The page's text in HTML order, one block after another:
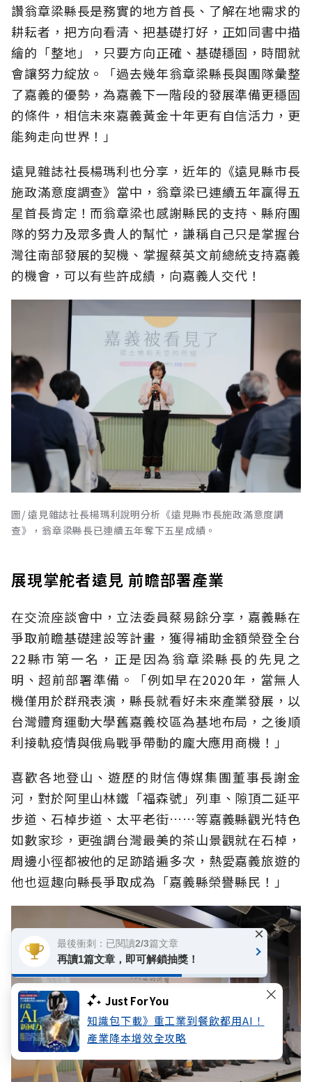
Just For You
知識包下載》重工業到餐飲都用AI！
產業降本增效全攻略
讚翁章梁縣長是務實的地方首長、了解在地需求的
耕耘者，把方向看清、把基礎打好，正如同書中描
繪的「整地」，只要方向正確、基礎穩固，時間就
會讓努力綻放。「過去幾年翁章梁縣長與團隊彙整
了嘉義的優勢，為嘉義下一階段的發展準備更穩固
的條件，相信未來嘉義黃金十年更有自信活力，更
能夠走向世界！」
遠見雜誌社長楊瑪利也分享，近年的《遠見縣市長
施政滿意度調查》當中，翁章梁已連續五年贏得五
星首長肯定！而翁章梁也感謝縣民的支持、縣府團
隊的努力及眾多貴人的幫忙，謙稱自己只是掌握台
灣往南部發展的契機、掌握蔡英文前總統支持嘉義
的機會，可以有些許成績，向嘉義人交代！
圖/ 遠見雜誌社長楊瑪利說明分析《遠見縣市長施政滿意度調
查》，翁章梁縣長已連續五年奪下五星成績。
展現掌舵者遠見 前瞻部署產業
在交流座談會中，立法委員蔡易餘分享，嘉義縣在
爭取前瞻基礎建設等計畫，獲得補助金額榮登全台
22縣市第一名，正是因為翁章梁縣長的先見之
明、超前部署準備。「例如早在2020年，當無人
機僅用於群飛表演，縣長就看好未來產業發展，以
台灣體育運動大學舊嘉義校區為基地布局，之後順
利接軌疫情與俄烏戰爭帶動的龐大應用商機！」
喜歡各地登山、遊歷的財信傳媒集團董事長謝金
河，對於阿里山林鐵「福森號」列車、隙頂二延平
步道、石棹步道、太平老街……等嘉義縣觀光特色
如數家珍，更強調台灣最美的茶山景觀就在石棹，
周邊小徑都被他的足跡踏遍多次，熱愛嘉義旅遊的
他也逗趣向縣長爭取成為「嘉義縣榮譽縣民！」
最後衝刺：已閱讀2/3篇文章
再讀1篇文章，即可解鎖抽獎！
×